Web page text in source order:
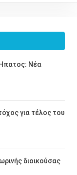
Ήπατος: Νέα
για τέλος του
διοικούσας